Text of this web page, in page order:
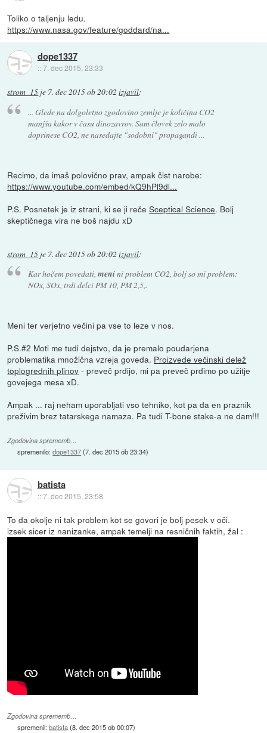
Toliko o taljenju ledu.
https://www.nasa.gov/feature/goddard/na...
dope1337
::7. dec 2015, 23:33
strom_15 je 7. dec 2015 ob 20:02 izjavil:
... Glede na dolgoletno zgodovino zemlje je količina CO2
manjša kakor v času dinozavrov. Sam človek zelo malo
doprinese CO2, ne nasedajte "sodobni" propagandi ...
Recimo, da imaš polovično prav, ampak čist narobe:
https://www.youtube.com/embed/kQ9hPl9dl...
P.S. Posnetek je iz strani, ki se ji rečeSceptical Science. Bolj
skeptičnega vira ne boš najdu xD
strom_15 je 7. dec 2015 ob 20:02 izjavil:
Kar hočem povedati, menini problem CO2, bolj so mi problem:
NOx, SOx, trdi delci PM 10, PM 2,5,.
Meni ter verjetno večini pa vse to leze v nos.
P.S.#2 Moti me tudi dejstvo, da je premalo poudarjena
problematika množična vzreja goveda. Proizvede večinski delež
toplogrednih plinov - preveč prdijo, mi pa preveč prdimo po užitje
govejega mesa xD.
Ampak ... raj neham uporabljati vso tehniko, kot pa da en praznik
preživim brez tatarskega namaza. Pa tudi T-bone stake-a ne dam!!!
Zgodovina sprememb…
spremenilo:dope1337(7. dec 2015 ob 23:34)
batista
::7. dec 2015, 23:58
To da okolje ni tak problem kot se govori je bolj pesek v oči.
izsek sicer iz nanizanke, ampak temelji na resničnih faktih, žal :
Zgodovina sprememb…
spremenil:batista(8. dec 2015 ob 00:07)